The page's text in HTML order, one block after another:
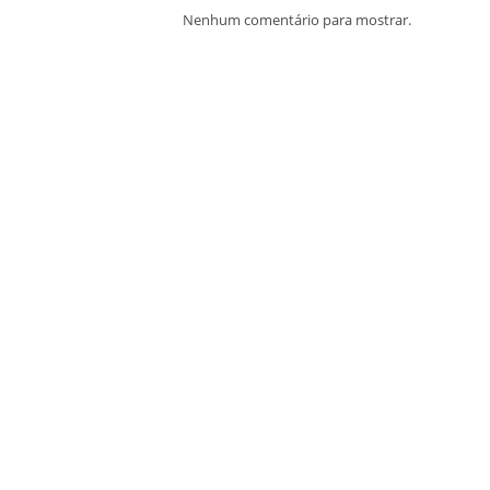
Nenhum comentário para mostrar.